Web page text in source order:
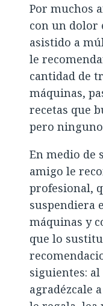
Por muchos
con un dolor
asistido a
le
cantidad de
máquinas,
recetas que
pero
En medio de
amigo le
profesional,
suspendiera
máquinas y
que lo
siguientes:
agradézcale